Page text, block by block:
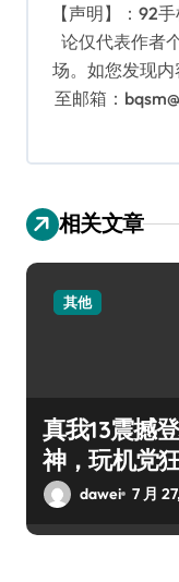
【声明】：92
论仅代表作者
场。如您发现
至邮箱：
相关文章
其他
真我13震撼
神，玩机党
dawei 7 月